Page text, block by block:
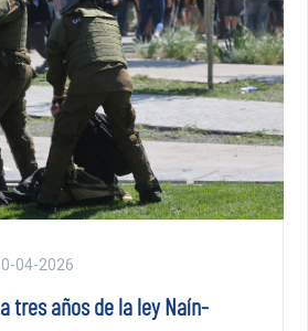
04-2026
tres años de la ley Naín-